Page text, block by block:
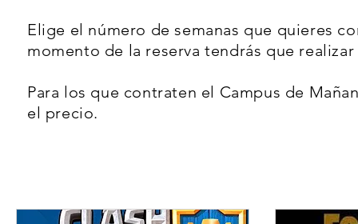
Elige el número de semanas que quieres
momento de la reserva tendrás que
Para los que contraten el Campus de
el precio.